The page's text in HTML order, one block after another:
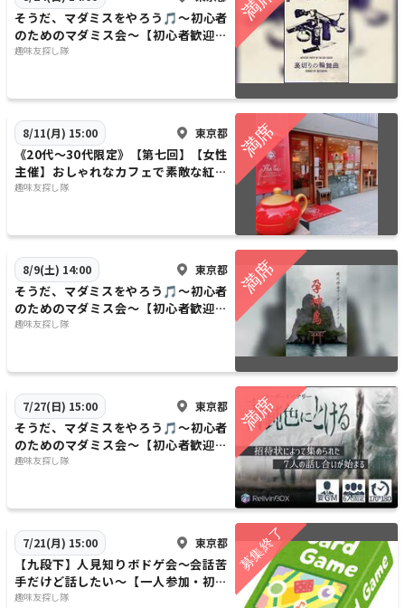
そうだ、マダミスをやろう🎵～初心者
のためのマダミス会～【初心者歓迎】
【1人参加歓迎】【早割あり✨】
趣味友探し隊
8/11(月) 15:00 東京都
《20代〜30代限定》【第七回】【女性
主催】おしゃれなカフェで素敵な紅茶
を楽しみましょう〜【早割あり】【1人
趣味友探し隊
8/9(土) 14:00 東京都
そうだ、マダミスをやろう🎵～初心者
のためのマダミス会～【初心者歓迎】
【1人参加歓迎】【早割あり✨】
趣味友探し隊
7/27(日) 15:00 東京都
そうだ、マダミスをやろう🎵～初心者
のためのマダミス会～【初心者歓迎】
【1人参加歓迎】【早割あり✨】
趣味友探し隊
7/21(月) 15:00 東京都
【九段下】人見知りボドゲ会～会話苦
手だけど話したい～【一人参加・初心
者大歓迎】
趣味友探し隊